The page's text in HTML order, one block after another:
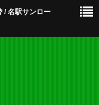
/ 名駅サンロー